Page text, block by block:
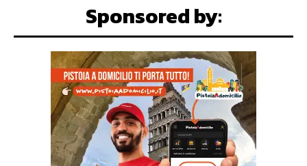
Sponsored by: